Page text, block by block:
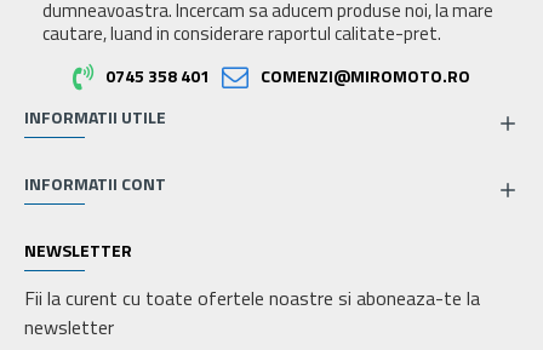
dumneavoastra. Incercam sa aducem produse noi, la mare
cautare, luand in considerare raportul calitate-pret.
0745 358 401
COMENZI@MIROMOTO.RO
INFORMATII UTILE
INFORMATII CONT
NEWSLETTER
Fii la curent cu toate ofertele noastre si aboneaza-te la
newsletter